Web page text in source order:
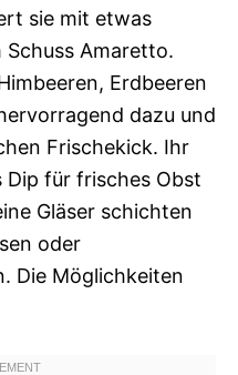
sie mit etwas
Amaretto.
Erdbeeren
dazu und
Frischekick. Ihr
Dip für frisches Obst
Gläser schichten
oder
Die Möglichkeiten